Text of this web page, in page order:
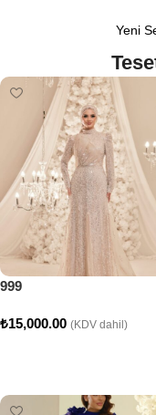
Yeni
999
₺15,000.00 (KDV dahil)